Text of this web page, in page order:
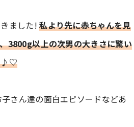
きました!私より先に赤ちゃんを見
3800g以上の次男の大きさに驚い
♪♡
さん達の面白エピソードなどあ